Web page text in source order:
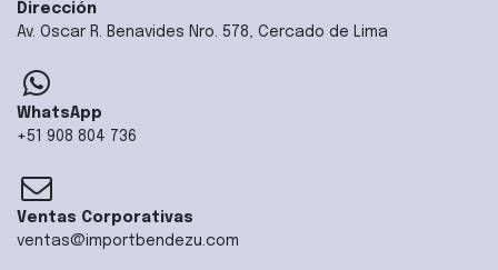
Dirección
Av. Oscar R. Benavides Nro. 578, Cercado de Lima
WhatsApp
+51 908 804 736
Ventas Corporativas
ventas@importbendezu.com